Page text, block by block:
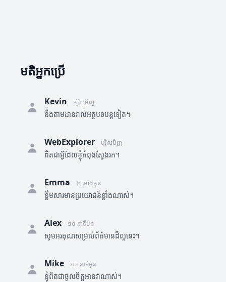
មតិអ្នកប្រើ
Kevin ម្សិលមិញ
នឹងតាមដានរាល់អត្ថបទបន្តទៀត។
WebExplorer ម្សិលមិញ
ពិតជាអ្វីដែលខ្ញុំកំពុងស្វែងរក។
Emma ២ ម៉ោងមុន
ខ្លឹមសារមានប្រយោជន៍ខ្លាំងណាស់។
Alex ១០ នាទីមុន
សូមអរគុណសម្រាប់ព័ត៌មានដ៏ល្អនេះ។
Mike ១០ នាទីមុន
ខ្ញុំពិតជាចូលចិត្តអានវាណាស់។